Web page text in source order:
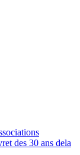
des 30 ans dela